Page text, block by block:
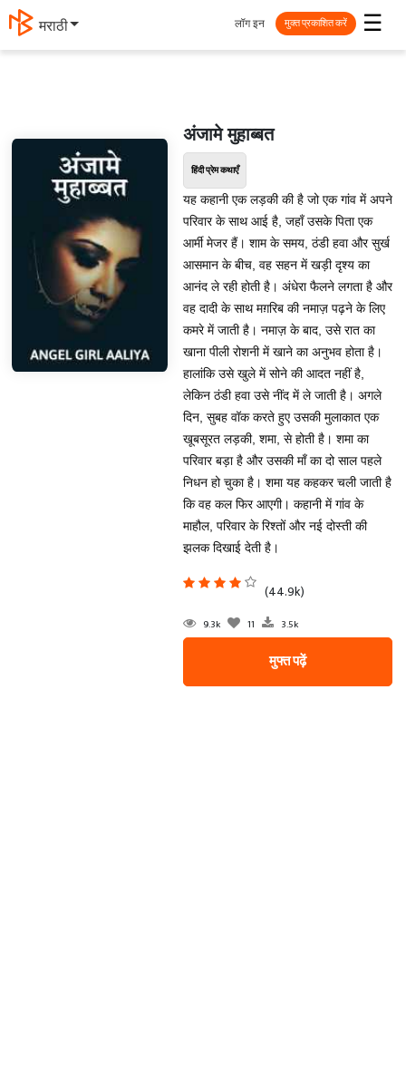
मराठी ☰
लॉग इन मुक्त प्रकाशित करें
अंजामे मुहाब्बत
हिंदी प्रेम कथाएँ
यह कहानी एक लड़की की है जो एक गांव में अपने
परिवार के साथ आई है, जहाँ उसके पिता एक
आर्मी मेजर हैं। शाम के समय, ठंडी हवा और सुर्ख
आसमान के बीच, वह सहन में खड़ी दृश्य का
आनंद ले रही होती है। अंधेरा फैलने लगता है और
वह दादी के साथ मग़रिब की नमाज़ पढ़ने के लिए
कमरे में जाती है। नमाज़ के बाद, उसे रात का
खाना पीली रोशनी में खाने का अनुभव होता है।
हालांकि उसे खुले में सोने की आदत नहीं है,
लेकिन ठंडी हवा उसे नींद में ले जाती है। अगले
दिन, सुबह वॉक करते हुए उसकी मुलाकात एक
खूबसूरत लड़की, शमा, से होती है। शमा का
परिवार बड़ा है और उसकी माँ का दो साल पहले
निधन हो चुका है। शमा यह कहकर चली जाती है
कि वह कल फिर आएगी। कहानी में गांव के
माहौल, परिवार के रिश्तों और नई दोस्ती की
झलक दिखाई देती है।
(44.9k)
9.3k 11 3.5k
मुफ्त पढ़ें